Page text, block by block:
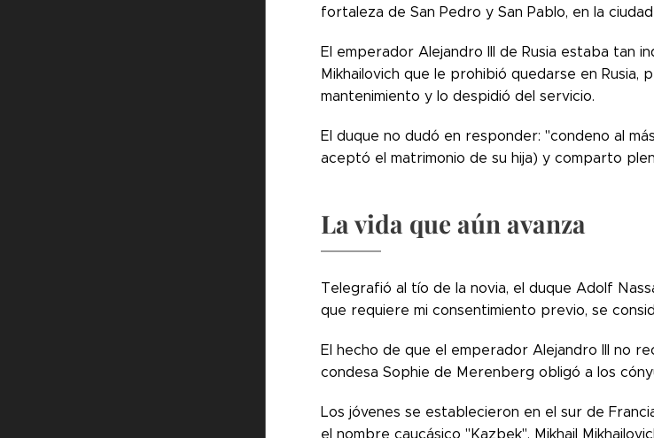
fortaleza de San Pedro y San Pablo, en la
El emperador Alejandro III de Rusia estaba tan
Mikhailovich que le prohibió quedarse en Rusia,
mantenimiento y lo despidió del servicio.
El duque no dudó en responder: "condeno al
aceptó el matrimonio de su hija) y comparto
La vida que aún avanza
Telegrafió al tío de la novia, el duque Adolf
que requiere mi consentimiento previo, se
El hecho de que el emperador Alejandro III no
condesa Sophie de Merenberg obligó a los
Los jóvenes se establecieron en el sur de
el nombre caucásico "Kazbek". Mikhail